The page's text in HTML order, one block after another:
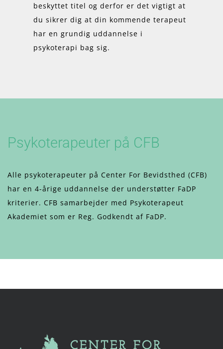
beskyttet titel og derfor er det vigtigt at
du sikrer dig at din kommende terapeut
har en grundig uddannelse i
psykoterapi bag sig.
Psykoterapeuter på CFB
Alle psykoterapeuter på Center For Bevidsthed (CFB)
har en 4-årige uddannelse der understøtter FaDP
kriterier. CFB samarbejder med Psykoterapeut
Akademiet som er Reg. Godkendt af FaDP.